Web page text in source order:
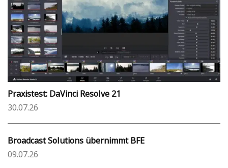
Praxistest: DaVinci Resolve 21
30.07.26
Broadcast Solutions übernimmt BFE
09.07.26